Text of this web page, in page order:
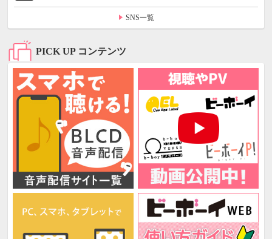
SNS一覧
PICK UP コンテンツ